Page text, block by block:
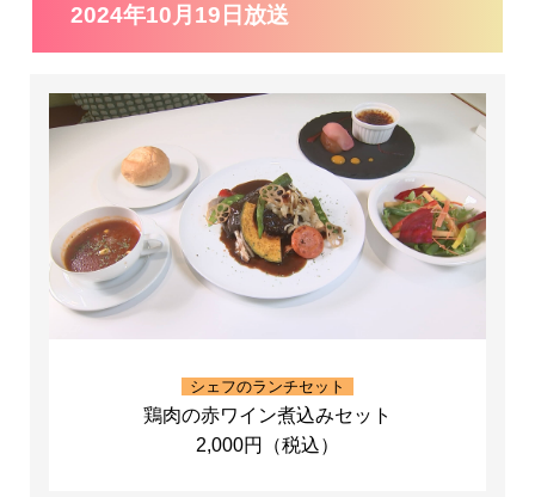
2024年10月19日放送
シェフのランチセット
鶏肉の赤ワイン煮込みセット
2,000円（税込）